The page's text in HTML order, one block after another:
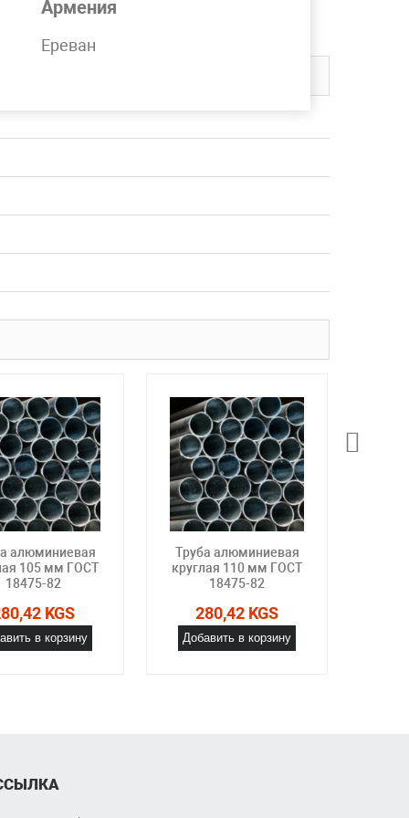
Армения
Ереван
в любой регион СНГ.
алюминиевая
105 мм ГОСТ
18475-82
KGS
в корзину
Труба алюминиевая
круглая 110 мм ГОСТ
18475-82
280,42 KGS
Добавить в корзину